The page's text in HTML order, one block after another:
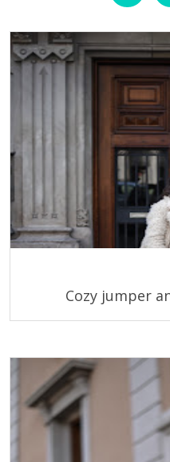
Cozy jumper